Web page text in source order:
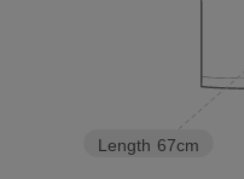
Length 67cm